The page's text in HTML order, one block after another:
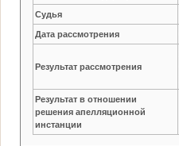
Судья
Дата рассмотрения
Результат рассмотрения
Результат в отношении
решения апелляционной
инстанции